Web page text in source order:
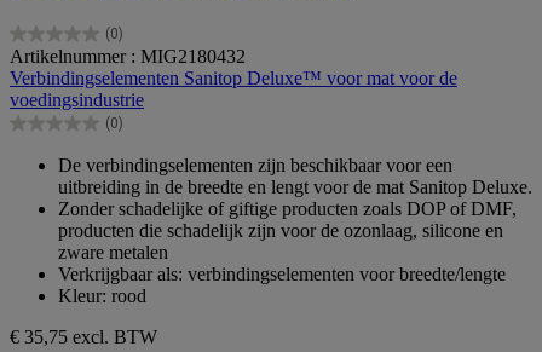
(0)
0.0
van
de
5
sterren.
Artikelnummer : MIG2180432
Verbindingselementen Sanitop Deluxe™ voor mat voor de
voedingsindustrie
(0)
0.0
sterren.
De verbindingselementen zijn beschikbaar voor een
uitbreiding in de breedte en lengt voor de mat Sanitop Deluxe.
Zonder schadelijke of giftige producten zoals DOP of DMF,
producten die schadelijk zijn voor de ozonlaag, silicone en
zware metalen
Verkrijgbaar als: verbindingselementen voor breedte/lengte
Kleur: rood
€ 35,75 excl. BTW